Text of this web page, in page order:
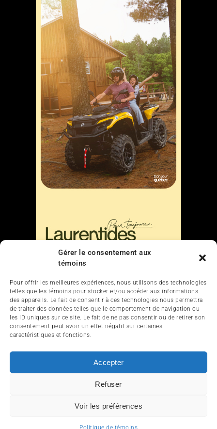
Gérer le consentement aux
témoins
Pour offrir les meilleures expériences, nous utilisons des technologies
telles que les témoins pour stocker et/ou accéder aux informations
des appareils. Le fait de consentir à ces technologies nous permettra
de traiter des données telles que le comportement de navigation ou
les ID uniques sur ce site. Le fait de ne pas consentir ou de retirer son
consentement peut avoir un effet négatif sur certaines
caractéristiques et fonctions.
Accepter
Refuser
Voir les préférences
Politique de témoins
Nous contacter
ACCUEIL ACTUALITÉ ARTICLES
ESSAIS